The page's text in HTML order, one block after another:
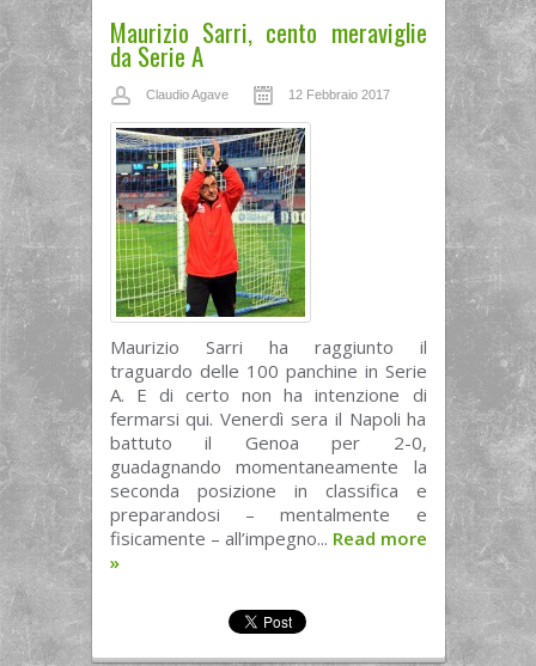
Maurizio Sarri, cento meraviglie
da Serie A
Claudio Agave 12 Febbraio 2017
Maurizio Sarri ha raggiunto il
traguardo delle 100 panchine in Serie
A. E di certo non ha intenzione di
fermarsi qui. Venerdì sera il Napoli ha
battuto il Genoa per 2-0,
guadagnando momentaneamente la
seconda posizione in classifica e
preparandosi – mentalmente e
fisicamente – all’impegno... Read more
»